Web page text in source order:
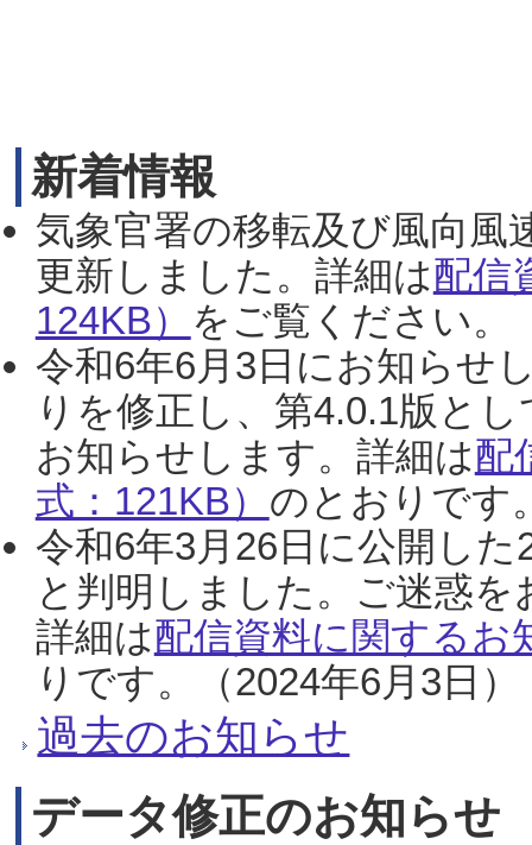
新着情報
気象官署の移転及び風向風
更新しました。詳細は配信
124KB） をご覧ください。
令和6年6月3日にお知らせ
りを修正し、第4.0.1版と
お知らせします。詳細は配
式：121KB） のとおりです
令和6年3月26日に公開し
と判明しました。ご迷惑
詳細は配信資料に関するお
りです。（2024年6月3日）
過去のお知らせ
データ修正のお知らせ